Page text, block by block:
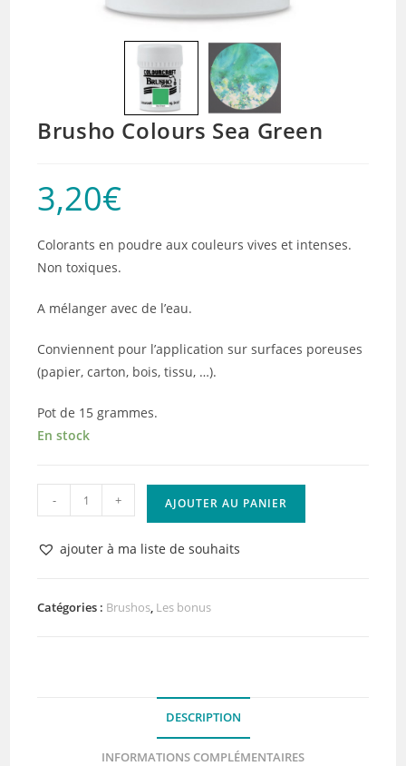
Brusho Colours Sea Green
3,20€
Colorants en poudre aux couleurs vives et intenses.
Non toxiques.
A mélanger avec de l’eau.
Conviennent pour l’application sur surfaces poreuses
(papier, carton, bois, tissu, …).
Pot de 15 grammes.
En stock
quantité
de
Brusho
Colours
Green
- + AJOUTER AU PANIER
ajouter à ma liste de souhaits
Catégories : Brushos, Les bonus
DESCRIPTION
INFORMATIONS COMPLÉMENTAIRES